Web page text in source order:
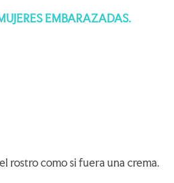
EMBARAZADAS.
rostro como si fuera una crema.